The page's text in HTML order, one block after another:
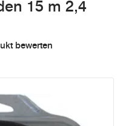
15 m 2,4
bewerten